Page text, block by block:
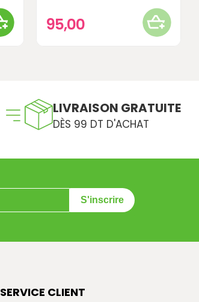
95,00
LIVRAISON GRATUITE
DÈS 99 DT D'ACHAT
S'inscrire
SERVICE CLIENT